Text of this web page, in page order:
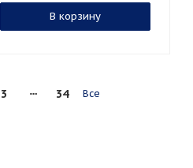
В корзину
3 34 Все